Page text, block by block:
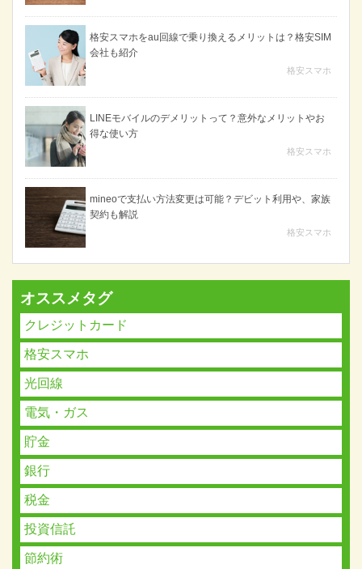
格安スマホをau回線で乗り換えるメリットは？格安SIM
会社も紹介
格安スマホ
LINEモバイルのデメリットって？意外なメリットやお
得な使い方
格安スマホ
mineoで支払い方法変更は可能？デビット利用や、家族
契約も解説
格安スマホ
オススメタグ
クレジットカード
格安スマホ
光回線
電気・ガス
貯金
銀行
税金
投資信託
節約術